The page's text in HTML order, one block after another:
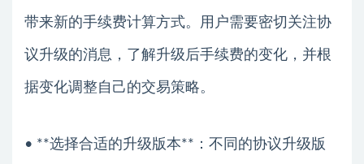
带来新的手续费计算方式。用户需要密切关注协
议升级的消息，了解升级后手续费的变化，并根
据变化调整自己的交易策略。
• **选择合适的升级版本**：不同的协议升级版